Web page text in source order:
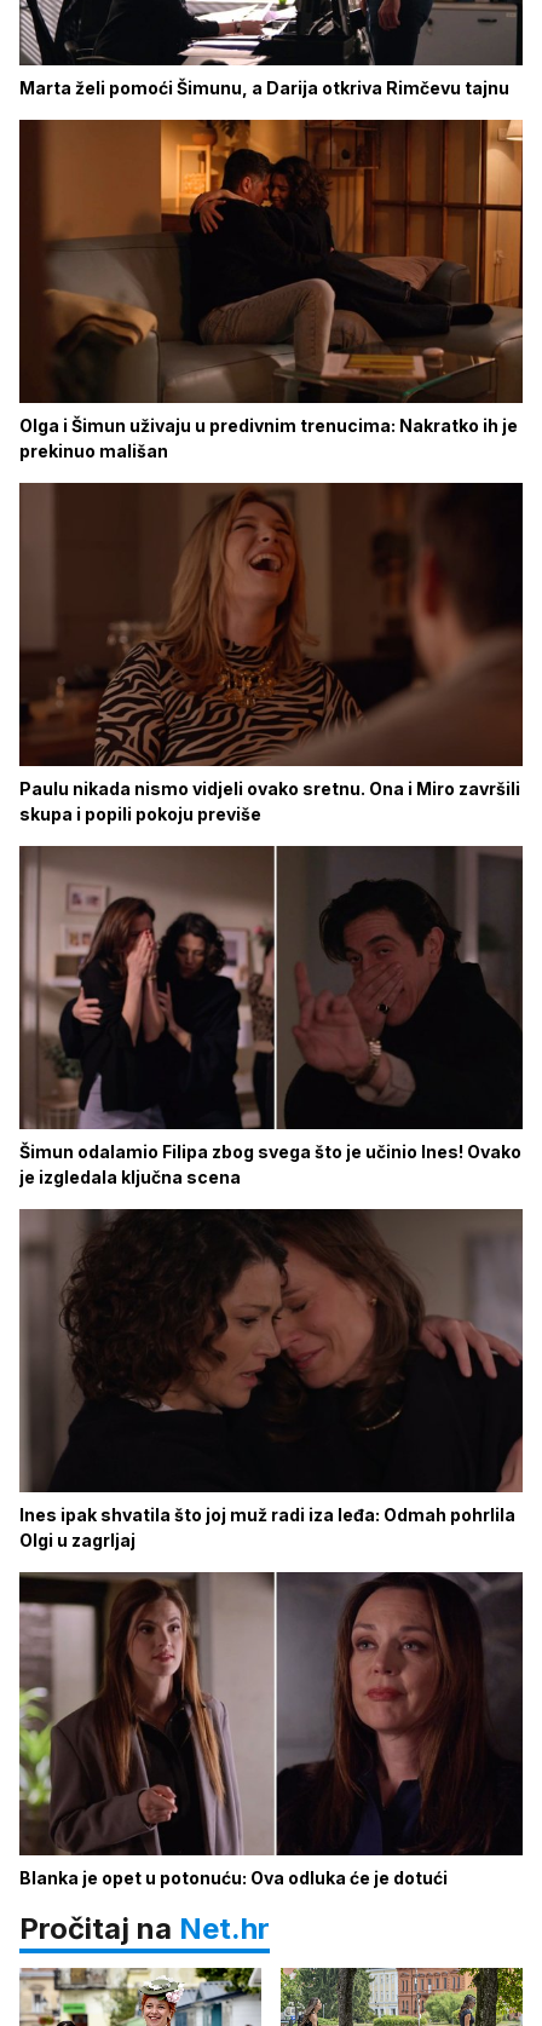
Marta želi pomoći Šimunu, a Darija otkriva Rimčevu tajnu
Olga i Šimun uživaju u predivnim trenucima: Nakratko ih je
prekinuo mališan
Paulu nikada nismo vidjeli ovako sretnu. Ona i Miro završili
skupa i popili pokoju previše
Šimun odalamio Filipa zbog svega što je učinio Ines! Ovako
je izgledala ključna scena
Ines ipak shvatila što joj muž radi iza leđa: Odmah pohrlila
Olgi u zagrljaj
Blanka je opet u potonuću: Ova odluka će je dotući
Pročitaj na Net.hr